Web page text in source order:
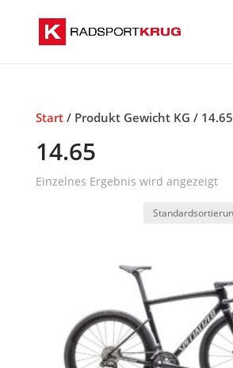
Start/ Produkt Gewicht KG / 14.65
14.65
Einzelnes Ergebnis wird angezeigt